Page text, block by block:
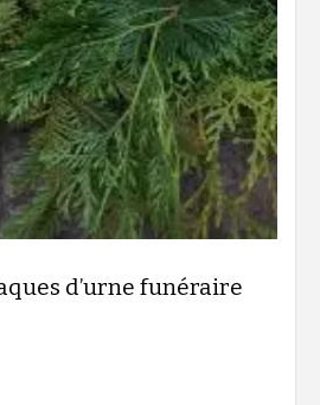
d’urne funéraire